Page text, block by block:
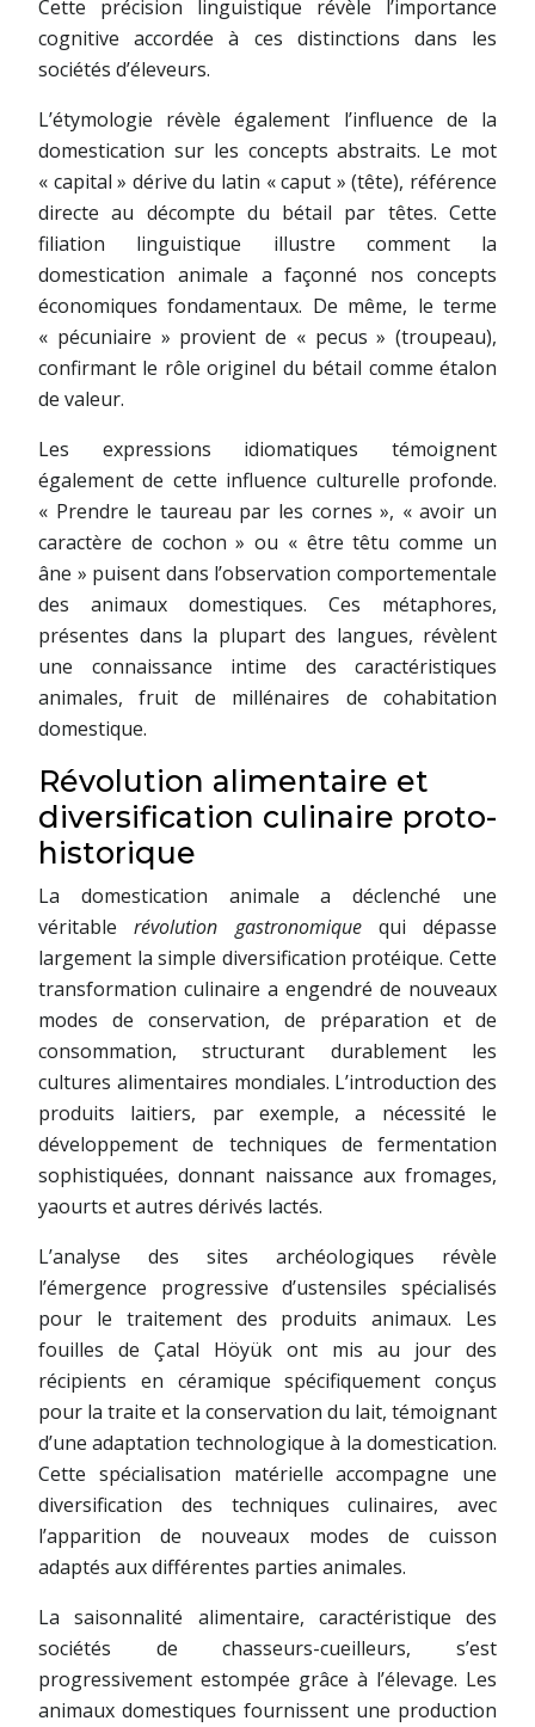
Cette précision linguistique révèle l’importance
cognitive accordée à ces distinctions dans les
sociétés d’éleveurs.
L’étymologie révèle également l’influence de la
domestication sur les concepts abstraits. Le mot
« capital » dérive du latin « caput » (tête), référence
directe au décompte du bétail par têtes. Cette
filiation linguistique illustre comment la
domestication animale a façonné nos concepts
économiques fondamentaux. De même, le terme
« pécuniaire » provient de « pecus » (troupeau),
confirmant le rôle originel du bétail comme étalon
de valeur.
Les expressions idiomatiques témoignent
également de cette influence culturelle profonde.
« Prendre le taureau par les cornes », « avoir un
caractère de cochon » ou « être têtu comme un
âne » puisent dans l’observation comportementale
des animaux domestiques. Ces métaphores,
présentes dans la plupart des langues, révèlent
une connaissance intime des caractéristiques
animales, fruit de millénaires de cohabitation
domestique.
Révolution alimentaire et
diversification culinaire proto-
historique
La domestication animale a déclenché une
véritablerévolution gastronomique qui dépasse
largement la simple diversification protéique. Cette
transformation culinaire a engendré de nouveaux
modes de conservation, de préparation et de
consommation, structurant durablement les
cultures alimentaires mondiales. L’introduction des
produits laitiers, par exemple, a nécessité le
développement de techniques de fermentation
sophistiquées, donnant naissance aux fromages,
yaourts et autres dérivés lactés.
L’analyse des sites archéologiques révèle
l’émergence progressive d’ustensiles spécialisés
pour le traitement des produits animaux. Les
fouilles de Çatal Höyük ont mis au jour des
récipients en céramique spécifiquement conçus
pour la traite et la conservation du lait, témoignant
d’une adaptation technologique à la domestication.
Cette spécialisation matérielle accompagne une
diversification des techniques culinaires, avec
l’apparition de nouveaux modes de cuisson
adaptés aux différentes parties animales.
La saisonnalité alimentaire, caractéristique des
sociétés de chasseurs-cueilleurs, s’est
progressivement estompée grâce à l’élevage. Les
animaux domestiques fournissent une production